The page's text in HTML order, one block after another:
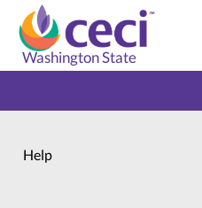
Washington State
Home
Help